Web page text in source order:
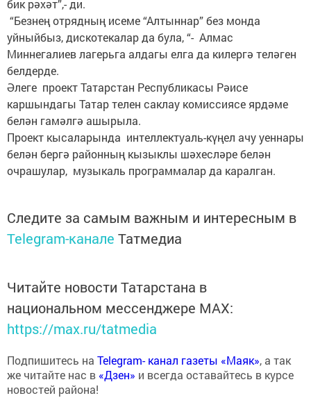
бик рәхәт”,- ди.
“Безнең отрядның исеме “Алтыннар” без монда
уйныйбыз, дискотекалар да була, “- Алмас
Миннегалиев лагерьга алдагы елга да килергә теләген
белдерде.
Әлеге проект Татарстан Республикасы Рәисе
каршындагы Татар телен саклау комиссиясе ярдәме
белән гамәлгә ашырыла.
Проект кысаларында интеллектуаль-күңел ачу уеннары
белән бергә районның кызыклы шәхесләре белән
очрашулар, музыкаль программалар да каралган.
Следите за самым важным и интересным в
Telegram-канале Татмедиа
Читайте новости Татарстана в
национальном мессенджере MАХ:
https://max.ru/tatmedia
Подпишитесь на Telegram- канал газеты «Маяк», а так
же читайте нас в «Дзен» и всегда оставайтесь в курсе
новостей района!